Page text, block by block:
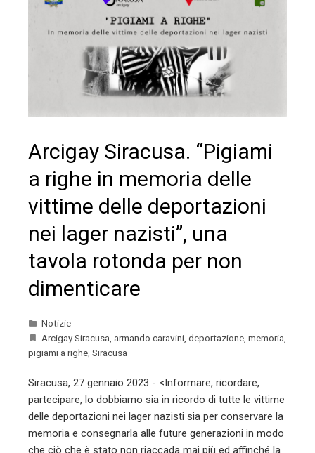
Arcigay Siracusa. “Pigiami
a righe in memoria delle
vittime delle deportazioni
nei lager nazisti”, una
tavola rotonda per non
dimenticare
Notizie
Arcigay Siracusa armando caravini deportazione memoria
pigiami a righe Siracusa
Siracusa, 27 gennaio 2023 - <Informare, ricordare,
partecipare, lo dobbiamo sia in ricordo di tutte le vittime
delle deportazioni nei lager nazisti sia per conservare la
memoria e consegnarla alle future generazioni in modo
che ciò che è stato non riaccada mai più ed affinché la